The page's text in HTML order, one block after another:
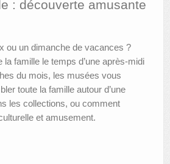
: découverte amusante
ou un dimanche de vacances ?
famille le temps d’une après-midi
du mois, les musées vous
toute la famille autour d’une
les collections, ou comment
et amusement.